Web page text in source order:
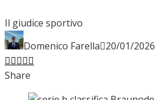
FOCUS
Il giudice sportivo
Domenico Farella 20/01/2026
Facebook
Twitter
LinkedIn
Pinterest
Stumbleupon
Share